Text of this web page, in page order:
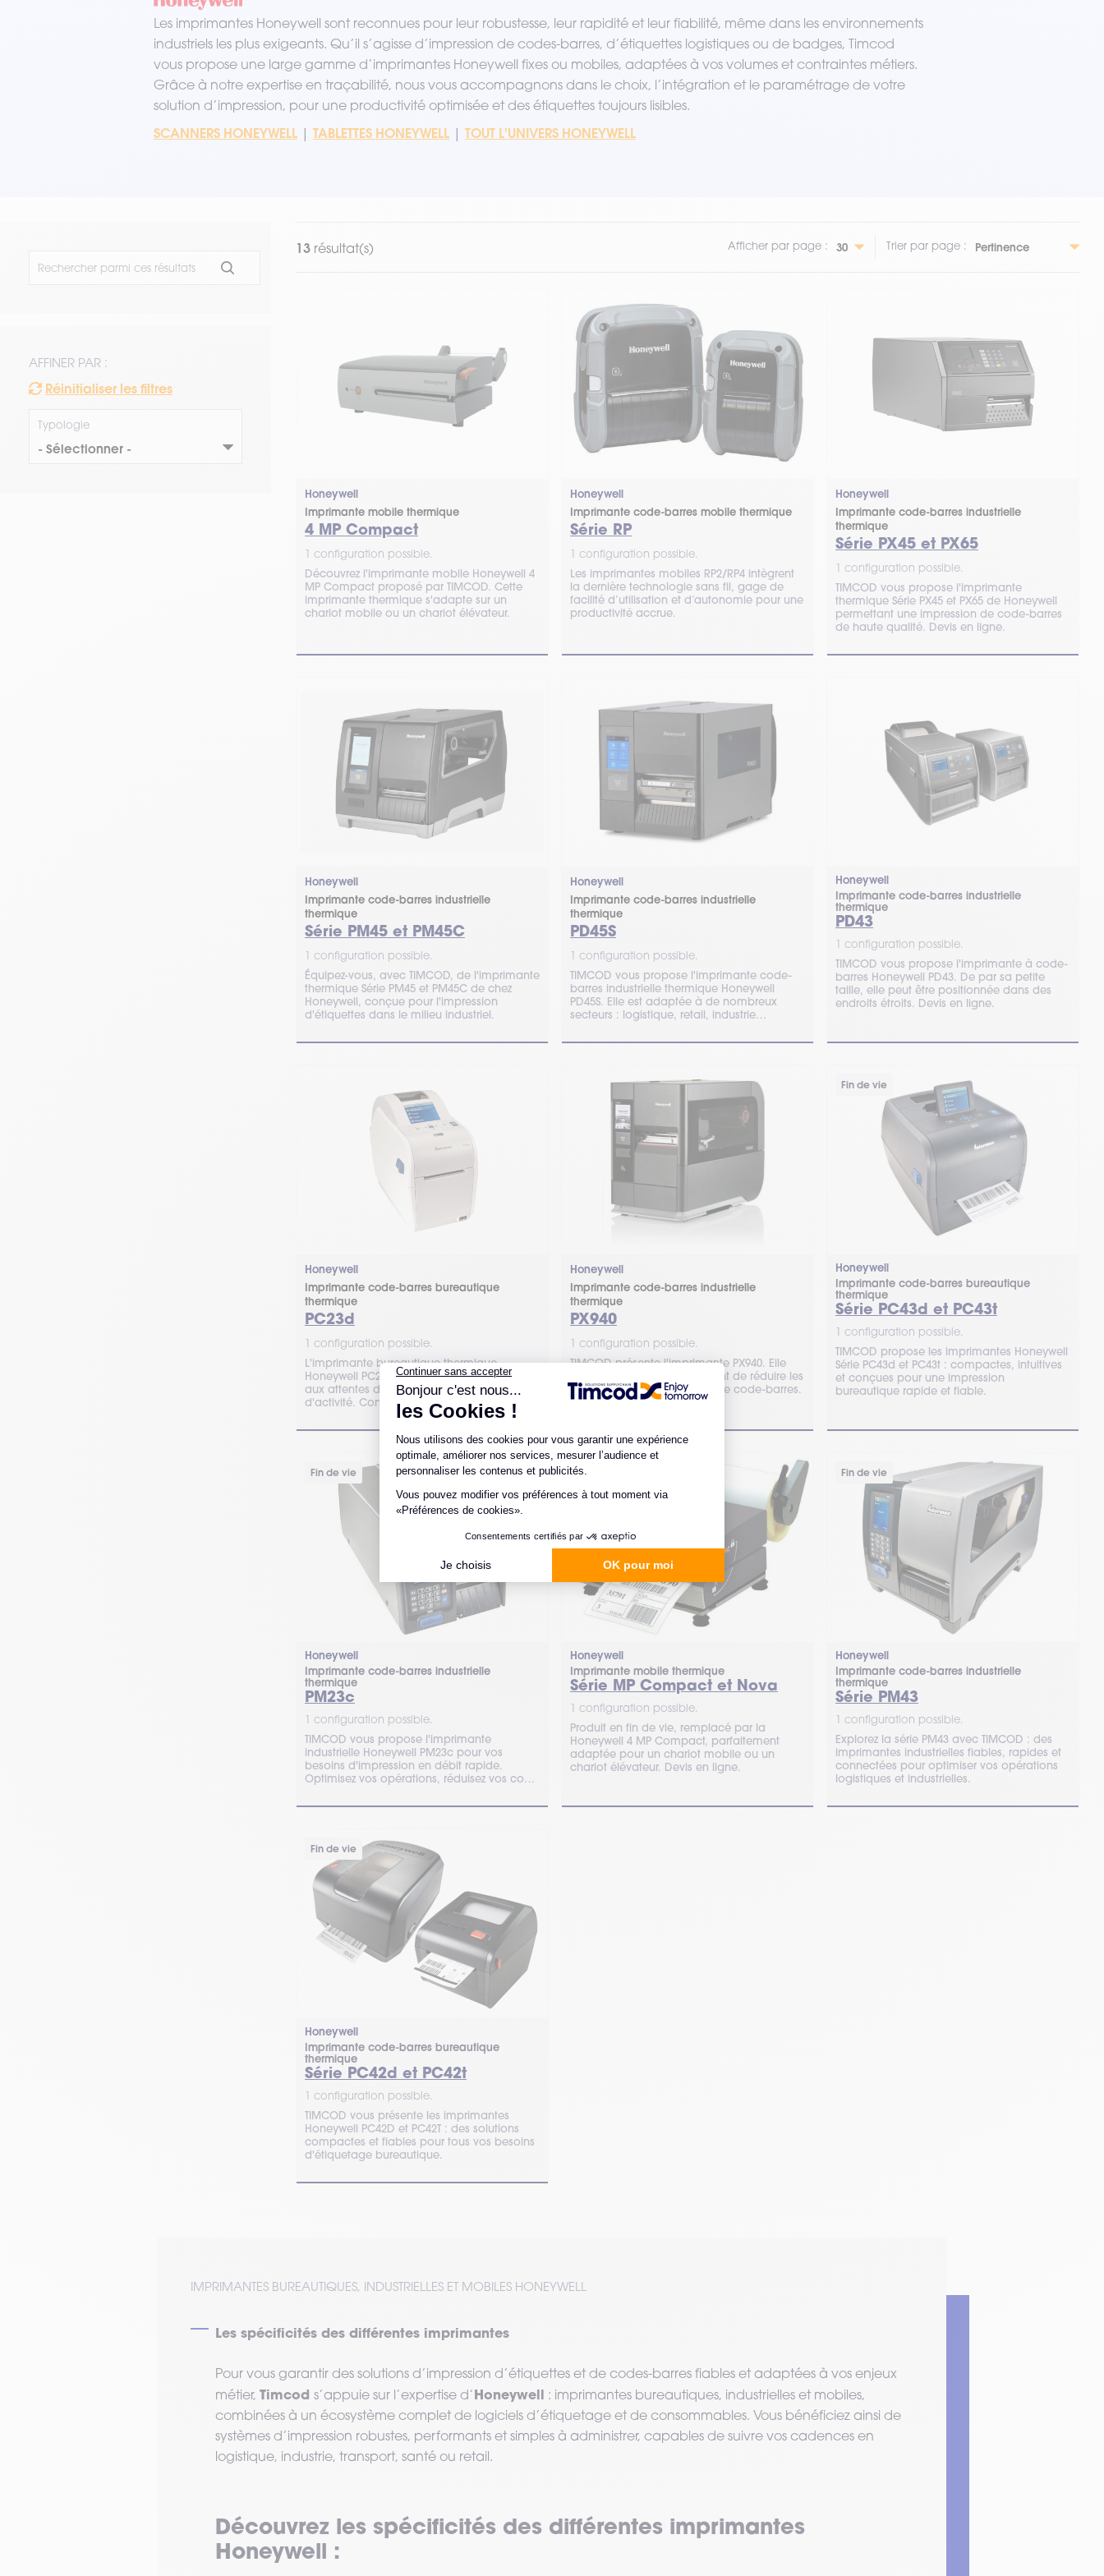
VOIR TOUT LE MATÉRIEL
Les imprimantes Honeywell sont reconnues pour leur robustesse, leur rapidité et leur fiabilité, même dans les environnements
industriels les plus exigeants. Qu’il s’agisse d’impression de codes-barres, d’étiquettes logistiques ou de badges, Timcod
vous propose une large gamme d’imprimantes Honeywell fixes ou mobiles, adaptées à vos volumes et contraintes métiers.
Grâce à notre expertise en traçabilité, nous vous accompagnons dans le choix, l’intégration et le paramétrage de votre
solution d’impression, pour une productivité optimisée et des étiquettes toujours lisibles.
SCANNERS HONEYWELL | TABLETTES HONEYWELL | TOUT L'UNIVERS HONEYWELL
AFFINER PAR :
Réinitialiser les filtres
Typologie
13 résultat(s) Afficher par page : Trier par page :
Honeywell
Imprimante mobile thermique
4 MP Compact
1 configuration possible.
Découvrez l'imprimante mobile Honeywell 4
MP Compact proposé par TIMCOD. Cette
imprimante thermique s'adapte sur un
chariot mobile ou un chariot élévateur.
Honeywell
Imprimante code-barres mobile thermique
Série RP
1 configuration possible.
Les imprimantes mobiles RP2/RP4 intègrent
la dernière technologie sans fil, gage de
facilité d’utilisation et d’autonomie pour une
productivité accrue.
Honeywell
Imprimante code-barres industrielle
thermique
Série PX45 et PX65
1 configuration possible.
TIMCOD vous propose l'imprimante
thermique Série PX45 et PX65 de Honeywell
permettant une impression de code-barres
de haute qualité. Devis en ligne.
Honeywell
Imprimante code-barres industrielle
thermique
Série PM45 et PM45C
1 configuration possible.
Équipez-vous, avec TIMCOD, de l'imprimante
thermique Série PM45 et PM45C de chez
Honeywell, conçue pour l'impression
d'étiquettes dans le milieu industriel.
Honeywell
Imprimante code-barres industrielle
thermique
PD45S
1 configuration possible.
TIMCOD vous propose l'imprimante code-
barres industrielle thermique Honeywell
PD45S. Elle est adaptée à de nombreux
secteurs : logistique, retail, industrie…
Honeywell
Imprimante code-barres industrielle
thermique
PD43
1 configuration possible.
TIMCOD vous propose l'imprimante à code-
barres Honeywell PD43. De par sa petite
taille, elle peut être positionnée dans des
endroits étroits. Devis en ligne.
Honeywell
Imprimante code-barres bureautique
thermique
PC23d
1 configuration possible.
L'imprimante bureautique thermique
Honeywell PC23d est pensée pour répondre
aux attentes de nombreux secteurs
d'activité. Contactez TIMCOD pour être
Honeywell
Imprimante code-barres industrielle
thermique
PX940
1 configuration possible.
TIMCOD présente l'imprimante PX940. Elle
offre une précision permettant de réduire les
risques d'erreur de création de code-barres.
Devis en ligne.
Fin de vie
Honeywell
Imprimante code-barres bureautique
thermique
Série PC43d et PC43t
1 configuration possible.
TIMCOD propose les imprimantes Honeywell
Série PC43d et PC43t : compactes, intuitives
et conçues pour une impression
bureautique rapide et fiable.
Fin de vie
Honeywell
Imprimante code-barres industrielle
thermique
PM23c
1 configuration possible.
TIMCOD vous propose l'imprimante
industrielle Honeywell PM23c pour vos
besoins d'impression en débit rapide.
Optimisez vos opérations, réduisez vos coûts
Fin de vie
Honeywell
Imprimante mobile thermique
Série MP Compact et Nova
1 configuration possible.
Produit en fin de vie, remplacé par la
Honeywell 4 MP Compact, parfaitement
adaptée pour un chariot mobile ou un
chariot élévateur. Devis en ligne.
Fin de vie
Honeywell
Imprimante code-barres industrielle
thermique
Série PM43
1 configuration possible.
Explorez la série PM43 avec TIMCOD : des
imprimantes industrielles fiables, rapides et
connectées pour optimiser vos opérations
logistiques et industrielles.
Fin de vie
Honeywell
Imprimante code-barres bureautique
thermique
Série PC42d et PC42t
1 configuration possible.
TIMCOD vous présente les imprimantes
Honeywell PC42D et PC42T : des solutions
compactes et fiables pour tous vos besoins
d'étiquetage bureautique.
IMPRIMANTES BUREAUTIQUES, INDUSTRIELLES ET MOBILES HONEYWELL
Les spécificités des différentes imprimantes
Pour vous garantir des solutions d’impression d’étiquettes et de codes-barres fiables et adaptées à vos enjeux
métier, Timcod s’appuie sur l’expertise d’Honeywell : imprimantes bureautiques, industrielles et mobiles,
combinées à un écosystème complet de logiciels d’étiquetage et de consommables. Vous bénéficiez ainsi de
systèmes d’impression robustes, performants et simples à administrer, capables de suivre vos cadences en
logistique, industrie, transport, santé ou retail.
Découvrez les spécificités des différentes imprimantes
Honeywell :